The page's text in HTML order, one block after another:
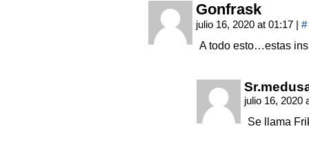
Gonfrask
julio 16, 2020 at 01:17 | #
A todo esto…estas
julio 16, 2020
Se llama